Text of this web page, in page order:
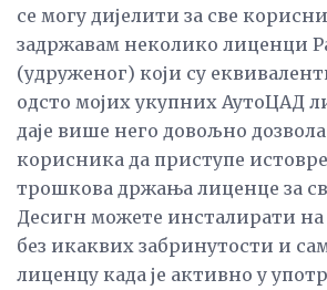
се могу дијелити за све
задржавам неколико лиценци
(удруженог) који су
одсто мојих укупних АутоЦАД
даје више него довољно
корисника да приступе
трошкова држања лиценце за
Десигн можете инсталирати на
без икаквих забринутости и
лиценцу када је активно у